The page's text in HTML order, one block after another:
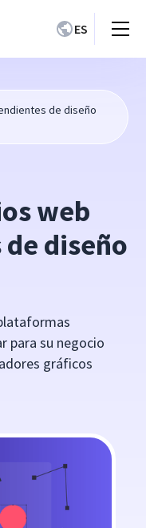
ES
de diseño
web
diseño
para su negocio
gráficos